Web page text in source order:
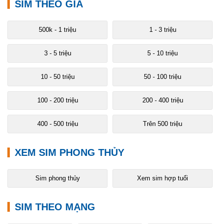
SIM THEO GIÁ
500k - 1 triệu 1 - 3 triệu
3 - 5 triệu 5 - 10 triệu
10 - 50 triệu 50 - 100 triệu
100 - 200 triệu 200 - 400 triệu
400 - 500 triệu Trên 500 triệu
XEM SIM PHONG THỦY
Sim phong thủy Xem sim hợp tuổi
SIM THEO MẠNG